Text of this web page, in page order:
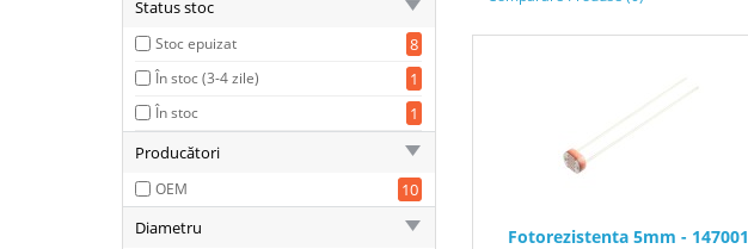
Status stoc
Stoc epuizat 8
În stoc (3-4 zile) 1
În stoc
1
Producători
OEM
10
Diametru
Fotorezistenta 5mm - 147001